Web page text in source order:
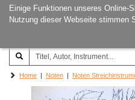
Einige Funktionen unseres Online-
Nutzung dieser Webseite stimmen
Joachim‐Trekel‐Musikverlag,
Hamburg
Home | Noten | Noten